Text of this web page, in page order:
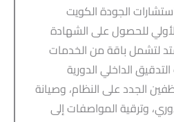
الجودة الكويت
للحصول على الشهادة
لتشمل باقة من الخدمات
الداخلي الدورية
الجدد على النظام، وصيانة
وترقية المواصفات إلى